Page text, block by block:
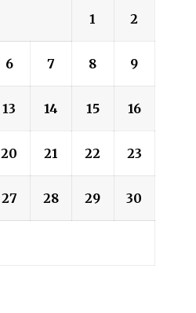
1 2
6 7 8 9
13 14 15 16
20 21 22 23
27 28 29 30